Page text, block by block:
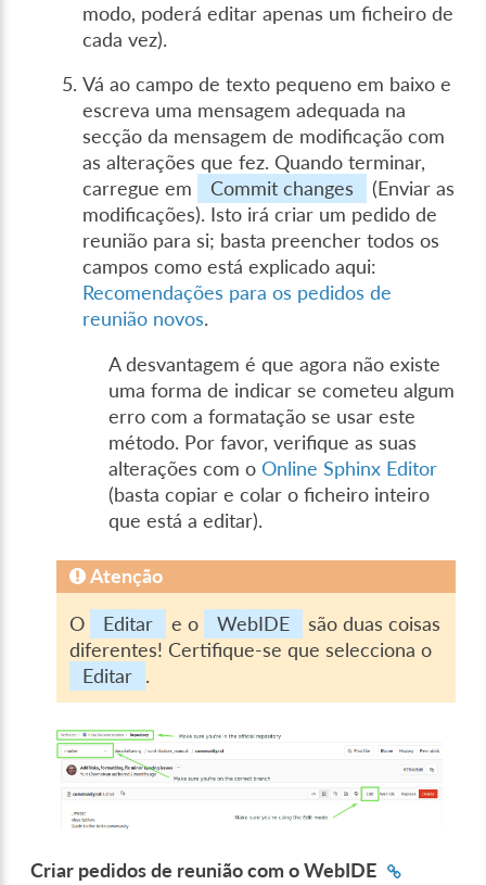
modo, poderá editar apenas um ficheiro de
cada vez).
Vá ao campo de texto pequeno em baixo e
escreva uma mensagem adequada na
secção da mensagem de modificação com
as alterações que fez. Quando terminar,
carregue em
Commit changes
(Enviar as
modificações). Isto irá criar um pedido de
reunião para si; basta preencher todos os
campos como está explicado aqui:
Recomendações para os pedidos de
reunião novos.
A desvantagem é que agora não existe
uma forma de indicar se cometeu algum
erro com a formatação se usar este
método. Por favor, verifique as suas
alterações com oOnline Sphinx Editor
(basta copiar e colar o ficheiro inteiro
que está a editar).
Atenção
O Editar e o WebIDE
são duas coisas
diferentes! Certifique-se que selecciona o
Editar
.
Criar pedidos de reunião com o WebIDE